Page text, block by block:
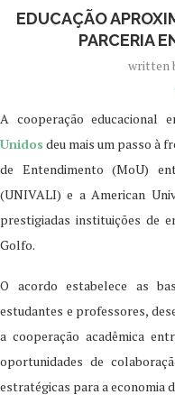
EDUCAÇÃO
PARCERIA
written
A cooperação
Unidos deu mais um passo à
de Entendimento (MoU)
(UNIVALI) e a American
prestigiadas instituições de
Golfo.
O acordo estabelece as
estudantes e professores,
a cooperação acadêmica
oportunidades de
estratégicas para a economia